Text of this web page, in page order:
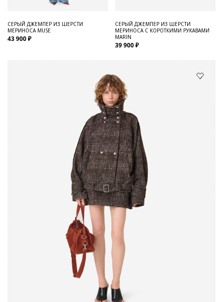
СЕРЫЙ ДЖЕМПЕР ИЗ ШЕРСТИ
МЕРИНОСА MUSE
43 900 ₽
СЕРЫЙ ДЖЕМПЕР ИЗ ШЕРСТИ
МЕРИНОСА С КОРОТКИМИ РУКАВАМИ
MARIN
39 900 ₽